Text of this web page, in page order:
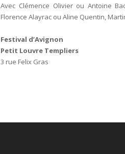
Avec Clémence Olivier ou Antoine
Florence Alayrac ou Aline Quentin,
Festival d’Avignon
Petit Louvre Templiers
3 rue Felix Gras